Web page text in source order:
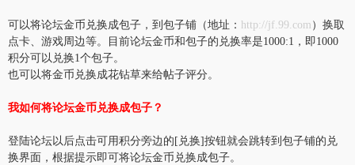
可以将论坛金币兑换成包子，到包子铺（地址： http://jf.99.com ）换取
点卡、游戏周边等。目前论坛金币和包子的兑换率是1000:1，即1000
积分可以兑换1个包子。
也可以将金币兑换成花钻草来给帖子评分。
我如何将论坛金币兑换成包子？
登陆论坛以后点击可用积分旁边的[兑换]按钮就会跳转到包子铺的兑
换界面，根据提示即可将论坛金币兑换成包子。